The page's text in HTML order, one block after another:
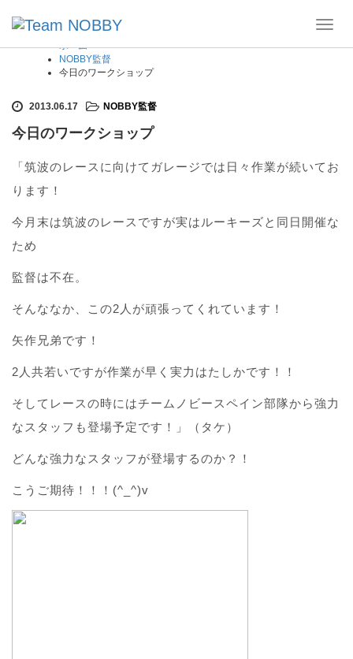
ホーム
NOBBY監督
今日のワークショップ
2013.06.17 NOBBY監督
今日のワークショップ
「筑波のレースに向けてガレージでは日々作業が続いてお
ります！
今月末は筑波のレースですが実はルーキーズと同日開催な
ため
監督は不在。
そんななか、この2人が頑張ってくれています！
矢作兄弟です！
2人共若いですが作業が早く実力はたしかです！！
そしてレースの時にはチームノビースペイン部隊から強力
なスタッフも登場予定です！」（タケ）
どんな強力なスタッフが登場するのか？！
こうご期待！！！(^_^)v